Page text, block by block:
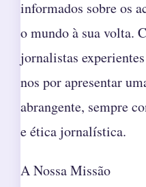
informados sobre os
o mundo à sua volta.
jornalistas
nos por apresentar
abrangente, sempre
e ética jornalística.
A Nossa Missão